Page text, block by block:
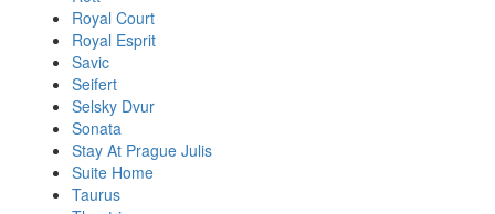
Royal Court
Royal Esprit
Savic
Seifert
Selsky Dvur
Sonata
Stay At Prague Julis
Suite Home
Taurus